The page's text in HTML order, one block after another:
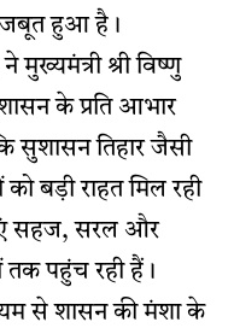
हुआ है।
मुख्यमंत्री श्री विष्णु
के प्रति आभार
सुशासन तिहार जैसी
बड़ी राहत मिल रही
सहज, सरल और
तक पहुंच रही हैं।
से शासन की मंशा के